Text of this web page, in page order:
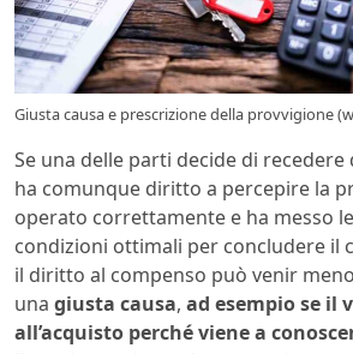
Giusta causa e prescrizione della provvigione
Se una delle parti decide di recedere
ha comunque diritto a percepire la
operato correttamente e ha messo
condizioni ottimali per concludere il
il diritto al compenso può venir
una giusta causa, ad esempio se il
all’acquisto perché viene a